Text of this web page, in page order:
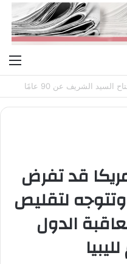
الشريف عن 90 عامًا
قد تفرض
لتقليص
الدول